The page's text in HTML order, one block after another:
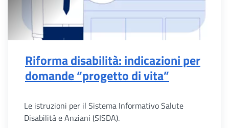
Riforma disabilità: indicazioni per
domande “progetto di vita”
Le istruzioni per il Sistema Informativo Salute
Disabilità e Anziani (SISDA).